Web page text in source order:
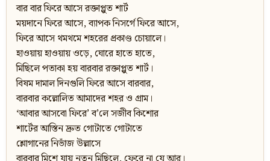
বার বার ফিরে আসে রক্তাপ্লুত শার্ট
ময়দানে ফিরে আসে, ব্যাপক নিসর্গে ফিরে আসে,
ফিরে আসে থমথমে শহরের প্রকাণ্ড চোয়ালে।
হাওয়ায় হাওয়ায় ওড়ে, ঘোরে হাতে হাতে,
মিছিলে পতাকা হয় বারবার রক্তাপ্লুত শার্ট।
বিষম দামাল দিনগুলি ফিরে আসে বারবার,
বারবার কল্লোলিত আমাদের শহর ও গ্রাম।
‘আবার আসবো ফিরে’ ব’লে সজীব কিশোর
শার্টের আস্তিন দ্রুত গোটাতে গোটাতে
শ্লোগানের নিভাঁজ উল্লাসে